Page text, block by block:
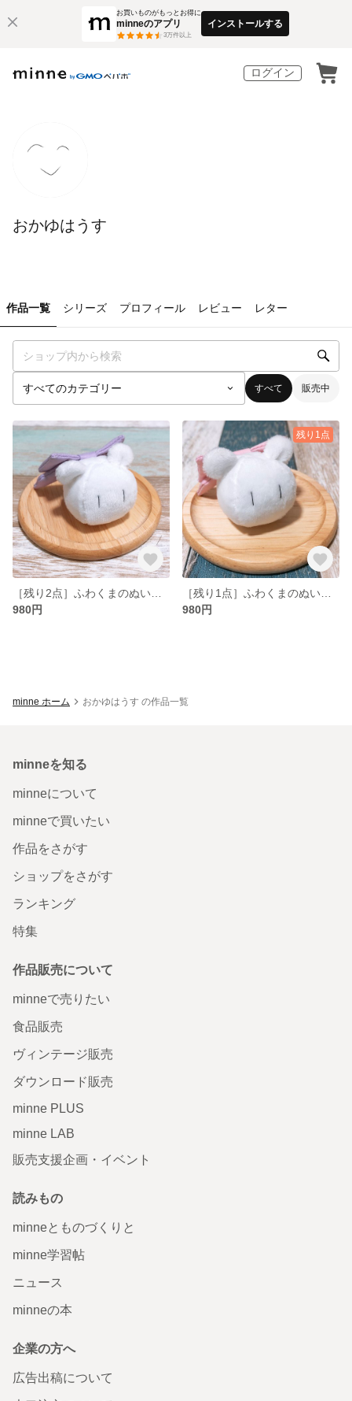
お買いものがもっとお得に
minneのアプリ
3万件以上
インストールする
ログイン
おかゆはうす
作品一覧 シリーズ プロフィール レビュー レター
すべて 販売中
980円
残り1点
980円
minne ホーム おかゆはうす の作品一覧
minneを知る
minneについて
minneで買いたい
作品をさがす
ショップをさがす
ランキング
特集
作品販売について
minneで売りたい
食品販売
ヴィンテージ販売
ダウンロード販売
minne PLUS
minne LAB
販売支援企画・イベント
読みもの
minneとものづくりと
minne学習帖
ニュース
minneの本
企業の方へ
広告出稿について